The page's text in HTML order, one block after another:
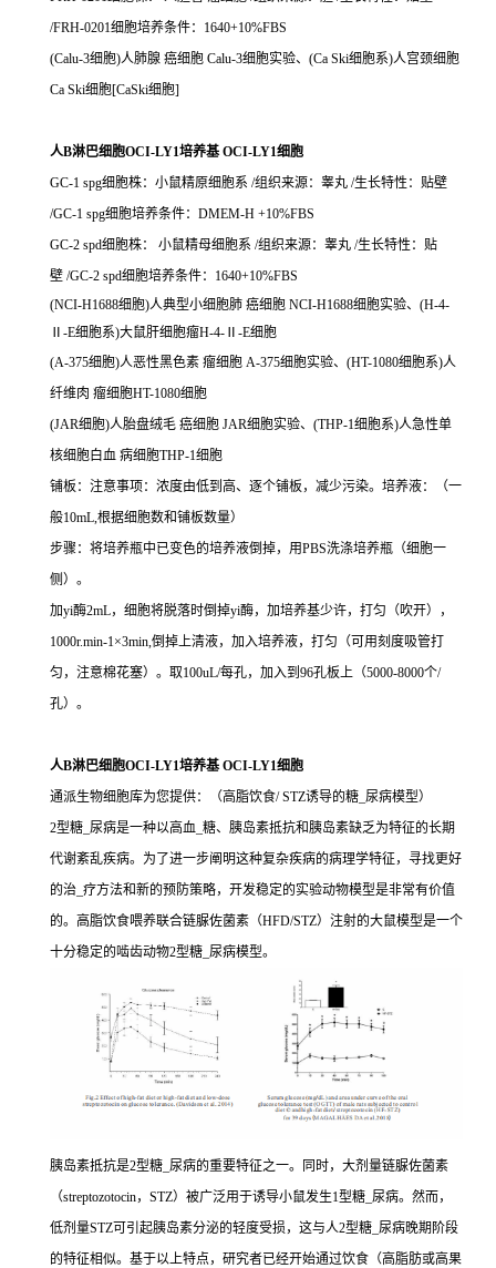
/FRH-0201细胞培养条件：1640+10%FBS
(Calu-3细胞)人肺腺 癌细胞 Calu-3细胞实验、(Ca Ski细胞系)人宫颈细胞
Ca Ski细胞[CaSki细胞]
人B淋巴细胞OCI-LY1培养基 OCI-LY1细胞
GC-1 spg细胞株：小鼠精原细胞系 /组织来源：睾丸 /生长特性：贴壁
/GC-1 spg细胞培养条件：DMEM-H +10%FBS
GC-2 spd细胞株： 小鼠精母细胞系 /组织来源：睾丸 /生长特性：贴
壁 /GC-2 spd细胞培养条件：1640+10%FBS
(NCI-H1688细胞)人典型小细胞肺 癌细胞 NCI-H1688细胞实验、(H-4-
Ⅱ-E细胞系)大鼠肝细胞瘤H-4-Ⅱ-E细胞
(A-375细胞)人恶性黑色素 瘤细胞 A-375细胞实验、(HT-1080细胞系)人
纤维肉 瘤细胞HT-1080细胞
(JAR细胞)人胎盘绒毛 癌细胞 JAR细胞实验、(THP-1细胞系)人急性单
核细胞白血 病细胞THP-1细胞
铺板：注意事项：浓度由低到高、逐个铺板，减少污染。培养液：（一
般10mL,根据细胞数和铺板数量）
步骤：将培养瓶中已变色的培养液倒掉，用PBS洗涤培养瓶（细胞一
侧）。
加yi酶2mL，细胞将脱落时倒掉yi酶，加培养基少许，打匀（吹开），
1000r.min-1×3min,倒掉上清液，加入培养液，打匀（可用刻度吸管打
匀，注意棉花塞）。取100uL/每孔，加入到96孔板上（5000-8000个/
孔）。
人B淋巴细胞OCI-LY1培养基 OCI-LY1细胞
通派生物细胞库为您提供：（高脂饮食/ STZ诱导的糖_尿病模型）
2型糖_尿病是一种以高血_糖、胰岛素抵抗和胰岛素缺乏为特征的长期
代谢紊乱疾病。为了进一步阐明这种复杂疾病的病理学特征，寻找更好
的治_疗方法和新的预防策略，开发稳定的实验动物模型是非常有价值
的。高脂饮食喂养联合链脲佐菌素（HFD/STZ）注射的大鼠模型是一个
十分稳定的啮齿动物2型糖_尿病模型。
胰岛素抵抗是2型糖_尿病的重要特征之一。同时，大剂量链脲佐菌素
（streptozotocin，STZ）被广泛用于诱导小鼠发生1型糖_尿病。然而，
低剂量STZ可引起胰岛素分泌的轻度受损，这与人2型糖_尿病晚期阶段
的特征相似。基于以上特点，研究者已经开始通过饮食（高脂肪或高果